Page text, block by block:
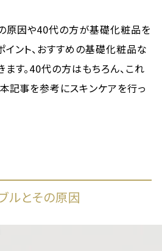
原因や40代の方が基礎化粧品を
ント、おすすめの基礎化粧品な
す。40代の方はもちろん、これ
記事を参考にスキンケアを行っ
ルとその原因